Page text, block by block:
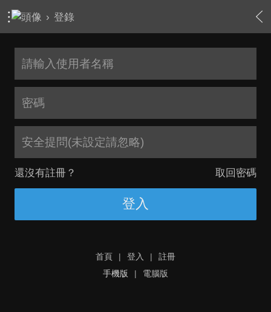
› 登錄
安全提問(未設定請忽略)
還沒有註冊？ 取回密碼
登入
首頁 | 登入 |
註冊
手機版
| 電腦版